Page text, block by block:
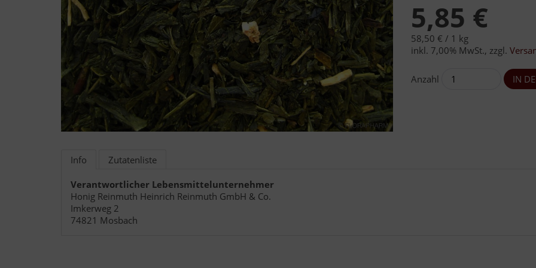
5,85 €
58,50 € / 1 kg
inkl. 7,00% MwSt., zzgl.
Anzahl
Info Zutatenliste
Verantwortlicher Lebensmittelunternehmer
Honig Reinmuth Heinrich Reinmuth GmbH & Co.
Imkerweg 2
74821 Mosbach